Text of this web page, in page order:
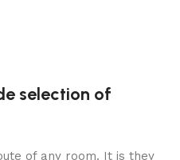
selection of
of any room. It is they